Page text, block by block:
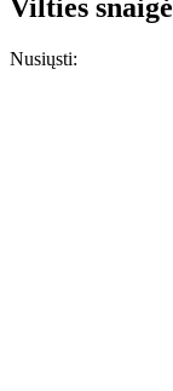
Vilties snaigė
Nusiųsti: